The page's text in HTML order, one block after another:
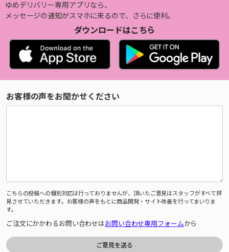
ゆめデリバリー専用アプリなら、
メッセージの通知がスマホに来るので、さらに便利。
ダウンロードはこちら
お客様の声をお聞かせください
こちらの投稿への個別対応は行っておりませんが、頂いたご意見はスタッフがすべて拝
見させていただきます。お客様の声をもとに商品開発・サイト改善を行ってまいりま
す。
ご注文にかかわるお問い合わせはお問い合わせ専用フォームから